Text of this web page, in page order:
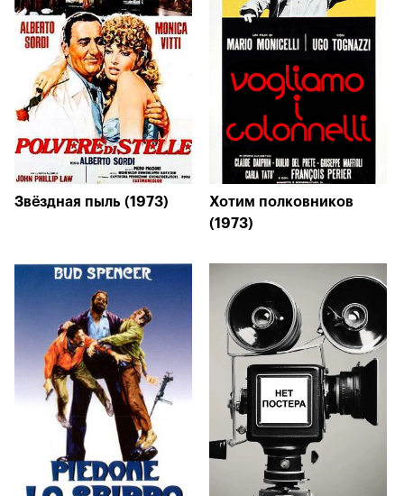
Звёздная пыль (1973)
Хотим полковников
(1973)